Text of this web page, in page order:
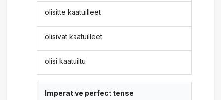
olisitte kaatuilleet
olisivat kaatuilleet
olisi kaatuiltu
Imperative perfect tense